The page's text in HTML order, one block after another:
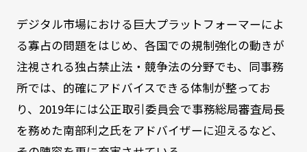
デジタル市場における巨大プラットフォーマーによ
る寡占の問題をはじめ、各国での規制強化の動きが
注視される独占禁止法・競争法の分野でも、同事務
所では、的確にアドバイスできる体制が整ってお
り、2019年には公正取引委員会で事務総局審査局長
を務めた南部利之氏をアドバイザーに迎えるなど、